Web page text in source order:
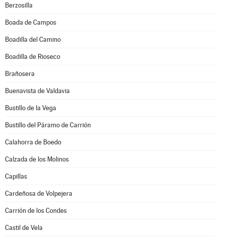
Berzosilla
Boada de Campos
Boadilla del Camino
Boadilla de Rioseco
Brañosera
Buenavista de Valdavia
Bustillo de la Vega
Bustillo del Páramo de Carrión
Calahorra de Boedo
Calzada de los Molinos
Capillas
Cardeñosa de Volpejera
Carrión de los Condes
Castil de Vela